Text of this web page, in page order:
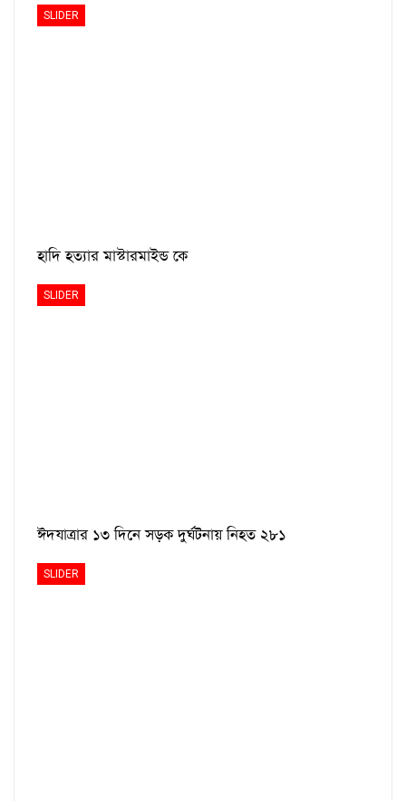
SLIDER
হাদি হত্যার মাস্টারমাইন্ড কে
SLIDER
ঈদযাত্রার ১৩ দিনে সড়ক দুর্ঘটনায় নিহত ২৮১
SLIDER